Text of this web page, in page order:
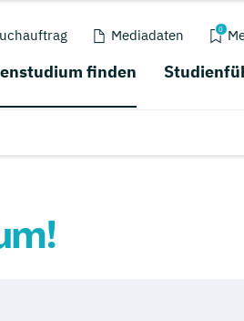
Mediadaten 0
finden